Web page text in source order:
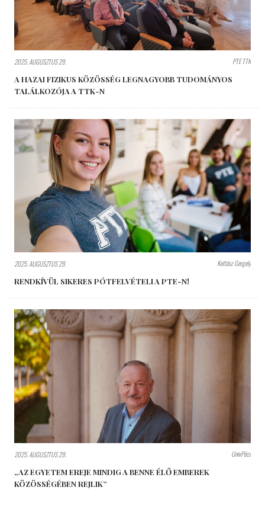
2025. AUGUSZTUS 29. PTE TTK
A HAZAI FIZIKUS KÖZÖSSÉG LEGNAGYOBB TUDOMÁNYOS
TALÁLKOZÓJA A TTK-N
2025. AUGUSZTUS 29. Kottász Gergely
RENDKÍVÜL SIKERES PÓTFELVÉTELI A PTE-N!
2025. AUGUSZTUS 29. UnivPécs
„AZ EGYETEM EREJE MINDIG A BENNE ÉLŐ EMBEREK
KÖZÖSSÉGÉBEN REJLIK”